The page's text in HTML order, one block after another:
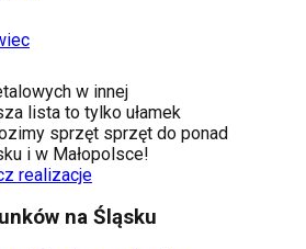
w innej
lista to tylko ułamek
sprzęt sprzęt do ponad
i w Małopolsce!
realizacje
na Śląsku